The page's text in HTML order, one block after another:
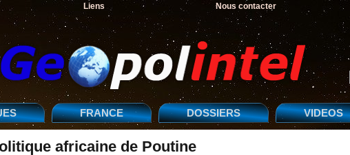
Liens Nous contacter
FRANCE DOSSIERS VIDEOS
africaine de Poutine